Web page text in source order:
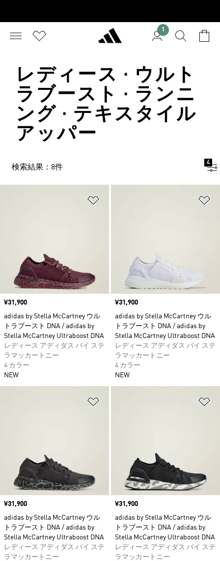
1
レディース · ウルト
ラブースト · ランニ
ング · テキスタイル
アッパー
検索結果：8件
4
価格
¥31,900
adidas by Stella McCartney ウル
トラブースト DNA / adidas by
Stella McCartney Ultraboost DNA
レディース アディダス バイ ステ
ラマッカートニー
4 カラー
NEW
価格
¥31,900
adidas by Stella McCartney ウル
トラブースト DNA / adidas by
Stella McCartney Ultraboost DNA
レディース アディダス バイ ステ
ラマッカートニー
4 カラー
NEW
価格
¥31,900
adidas by Stella McCartney ウル
トラブースト DNA / adidas by
Stella McCartney Ultraboost DNA
レディース アディダス バイ ステ
ラマッカートニー
価格
¥31,900
adidas by Stella McCartney ウル
トラブースト DNA / adidas by
Stella McCartney Ultraboost DNA
レディース アディダス バイ ステ
ラマッカートニー